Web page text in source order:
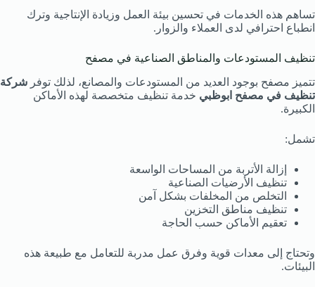
تساهم هذه الخدمات في تحسين بيئة العمل وزيادة الإنتاجية وترك
انطباع احترافي لدى العملاء والزوار.
تنظيف المستودعات والمناطق الصناعية في مصفح
تتميز مصفح بوجود العديد من المستودعات والمصانع، لذلك توفر شركة
تنظيف في مصفح ابوظبي خدمة تنظيف متخصصة لهذه الأماكن
الكبيرة.
تشمل:
إزالة الأتربة من المساحات الواسعة
تنظيف الأرضيات الصناعية
التخلص من المخلفات بشكل آمن
تنظيف مناطق التخزين
تعقيم الأماكن حسب الحاجة
وتحتاج إلى معدات قوية وفرق عمل مدربة للتعامل مع طبيعة هذه
البيئات.